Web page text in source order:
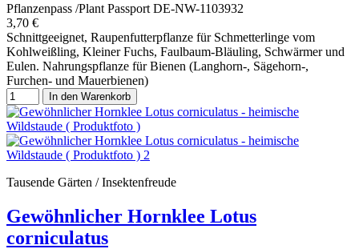
Pflanzenpass /Plant Passport DE-NW-1103932
3,70 €
Schnittgeeignet, Raupenfutterpflanze für Schmetterlinge vom
Kohlweißling, Kleiner Fuchs, Faulbaum-Bläuling, Schwärmer und
Eulen. Nahrungspflanze für Bienen (Langhorn-, Sägehorn-,
Furchen- und Mauerbienen)
In den Warenkorb
Tausende Gärten / Insektenfreude
Gewöhnlicher Hornklee Lotus
corniculatus